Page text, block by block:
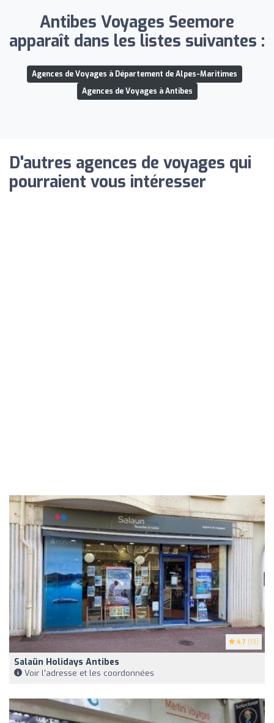
Antibes Voyages Seemore
apparaît dans les listes suivantes :
Agences de Voyages à Département de Alpes-Maritimes
Agences de Voyages à Antibes
D'autres agences de voyages qui
pourraient vous intéresser
4.7 (13)
Salaün Holidays Antibes
Voir l'adresse et les coordonnées